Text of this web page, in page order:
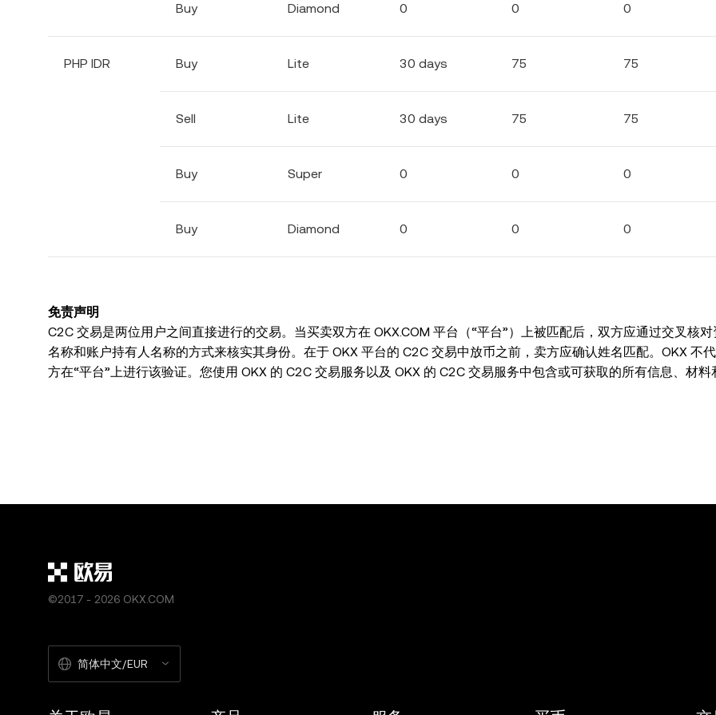
Buy Diamond 0 0 0
PHP IDR Buy Lite 30 days 75 75
Sell Lite 30 days 75 75
Buy Super 0 0 0
Buy Diamond 0 0 0
免责声明
C2C 交易是两位用户之间直接进行的交易。当买卖双方在 OKX.COM 平台（“平台”）上被匹配后，双方应通过交叉核
名称和账户持有人名称的方式来核实其身份。在于 OKX 平台的 C2C 交易中放币之前，卖方应确认姓名匹配。OKX 不
方在“平台”上进行该验证。您使用 OKX 的 C2C 交易服务以及 OKX 的 C2C 交易服务中包含或可获取的所有信息、材料
（包括第三方的信息、材料和其它内容）均由您自行承担风险。OKX 的唯一责任是支持平台上的数字资产交易流程。
©2017 - 2026 OKX.COM
简体中文/EUR